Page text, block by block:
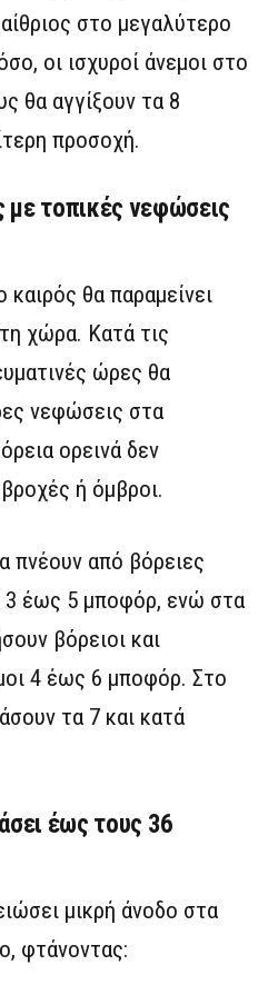
στο μεγαλύτερο
οι ισχυροί άνεμοι στο
θα αγγίξουν τα 8
προσοχή.
με τοπικές νεφώσεις
θα παραμείνει
χώρα. Κατά τις
ώρες θα
νεφώσεις στα
ορεινά δεν
ή όμβροι.
πνέουν από βόρειες
3 έως 5 μποφόρ, ενώ στα
βόρειοι και
4 έως 6 μποφόρ. Στο
τα 7 και κατά
έως τους 36
μικρή άνοδο στα
φτάνοντας: